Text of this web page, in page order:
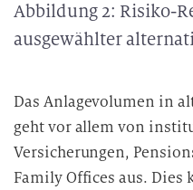
Abbildung 2: Risiko-
ausgewählter
Das Anlagevolumen in
geht vor allem von
Versicherungen,
Family Offices aus. Dies